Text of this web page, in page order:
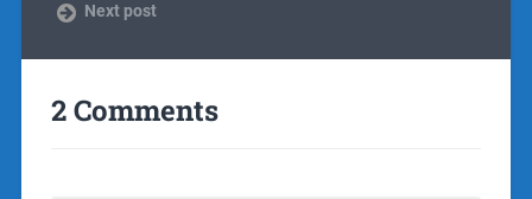
Next post
2 Comments